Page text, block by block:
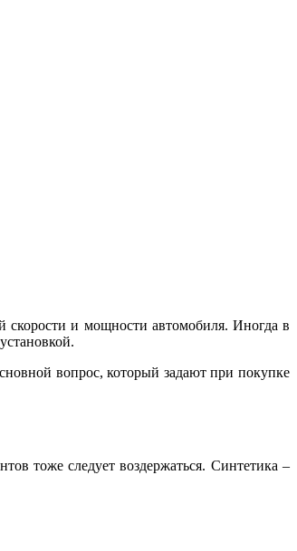
и мощности автомобиля. Иногда в
вопрос, который задают при покупке
тоже следует воздержаться. Синтетика –